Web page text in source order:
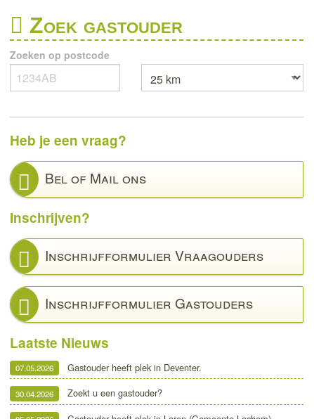
Zoek gastouder
Zoeken op postcode
Heb je een vraag?
Bel of Mail ons
Inschrijven?
Inschrijfformulier Vraagouders
Inschrijfformulier Gastouders
Laatste Nieuws
07.05.2026 Gastouder heeft plek in Deventer.
30.04.2026 Zoekt u een gastouder?